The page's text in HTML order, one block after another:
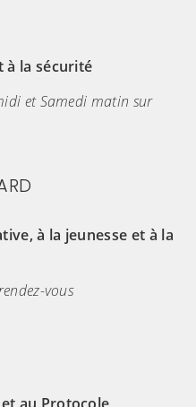
à la sécurité
et Samedi matin sur
à la jeunesse et à la
vous